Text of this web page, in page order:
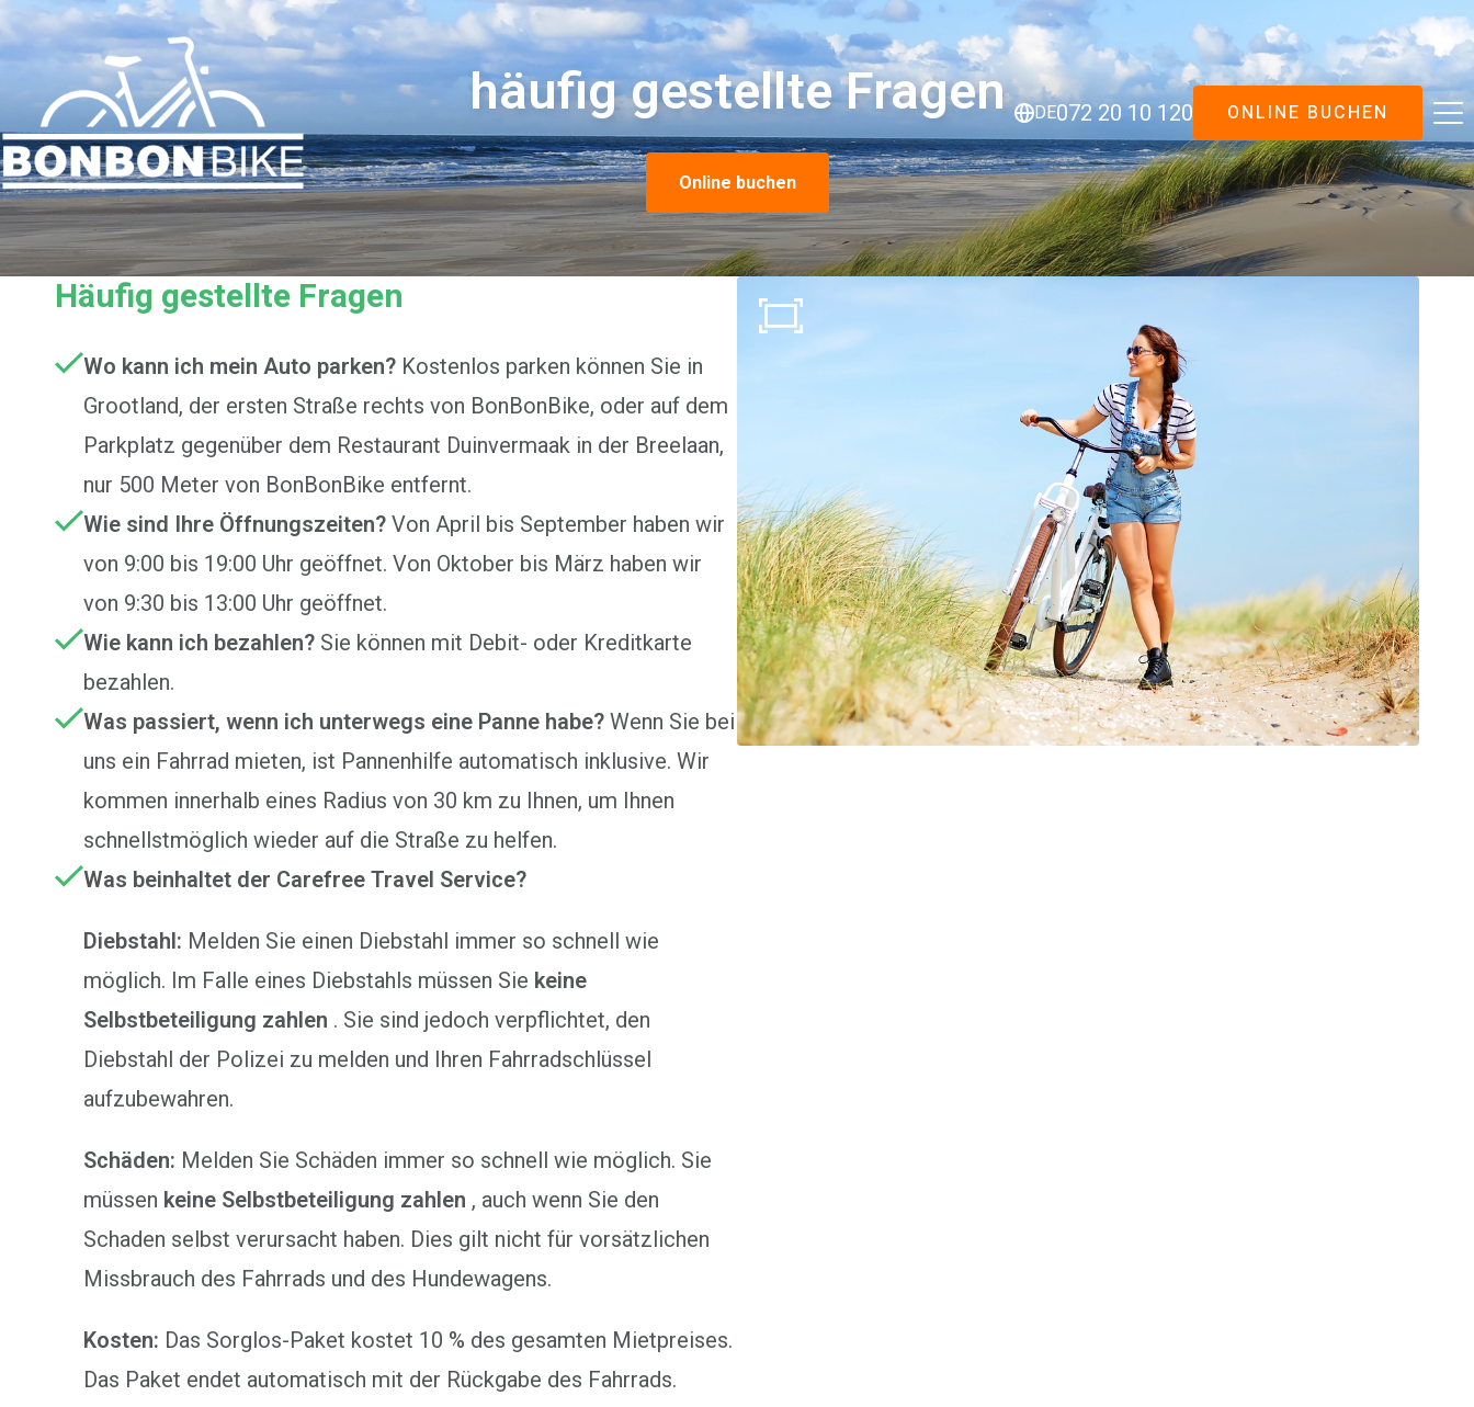
DE072 20 10 120 ONLINE BUCHEN
häufig gestellte Fragen
Online buchen
Häufig gestellte Fragen
Wo kann ich mein Auto parken?Kostenlos parken können Sie in
Grootland, der ersten Straße rechts von BonBonBike, oder auf dem
Parkplatz gegenüber dem Restaurant Duinvermaak in der Breelaan,
nur 500 Meter von BonBonBike entfernt.
Wie sind Ihre Öffnungszeiten?Von April bis September haben wir
von 9:00 bis 19:00 Uhr geöffnet. Von Oktober bis März haben wir
von 9:30 bis 13:00 Uhr geöffnet.
Wie kann ich bezahlen?Sie können mit Debit- oder Kreditkarte
bezahlen.
Was passiert, wenn ich unterwegs eine Panne habe?Wenn Sie bei
uns ein Fahrrad mieten, ist Pannenhilfe automatisch inklusive. Wir
kommen innerhalb eines Radius von 30 km zu Ihnen, um Ihnen
schnellstmöglich wieder auf die Straße zu helfen.
Was beinhaltet der Carefree Travel Service?
Diebstahl: Melden Sie einen Diebstahl immer so schnell wie
möglich. Im Falle eines Diebstahls müssen Sie keine
Selbstbeteiligung zahlen . Sie sind jedoch verpflichtet, den
Diebstahl der Polizei zu melden und Ihren Fahrradschlüssel
aufzubewahren.
Schäden: Melden Sie Schäden immer so schnell wie möglich. Sie
müssen keine Selbstbeteiligung zahlen , auch wenn Sie den
Schaden selbst verursacht haben. Dies gilt nicht für vorsätzlichen
Missbrauch des Fahrrads und des Hundewagens.
Kosten: Das Sorglos-Paket kostet 10 % des gesamten Mietpreises.
Das Paket endet automatisch mit der Rückgabe des Fahrrads.